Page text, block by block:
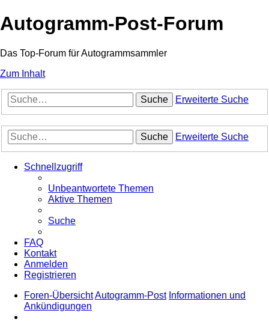
Autogramm-Post-Forum
Das Top-Forum für Autogrammsammler
Zum Inhalt
Suche Erweiterte Suche
Suche Erweiterte Suche
Schnellzugriff
Unbeantwortete Themen
Aktive Themen
Suche
FAQ
Kontakt
Anmelden
Registrieren
Foren-ÜbersichtAutogramm-Post Informationen und
Ankündigungen